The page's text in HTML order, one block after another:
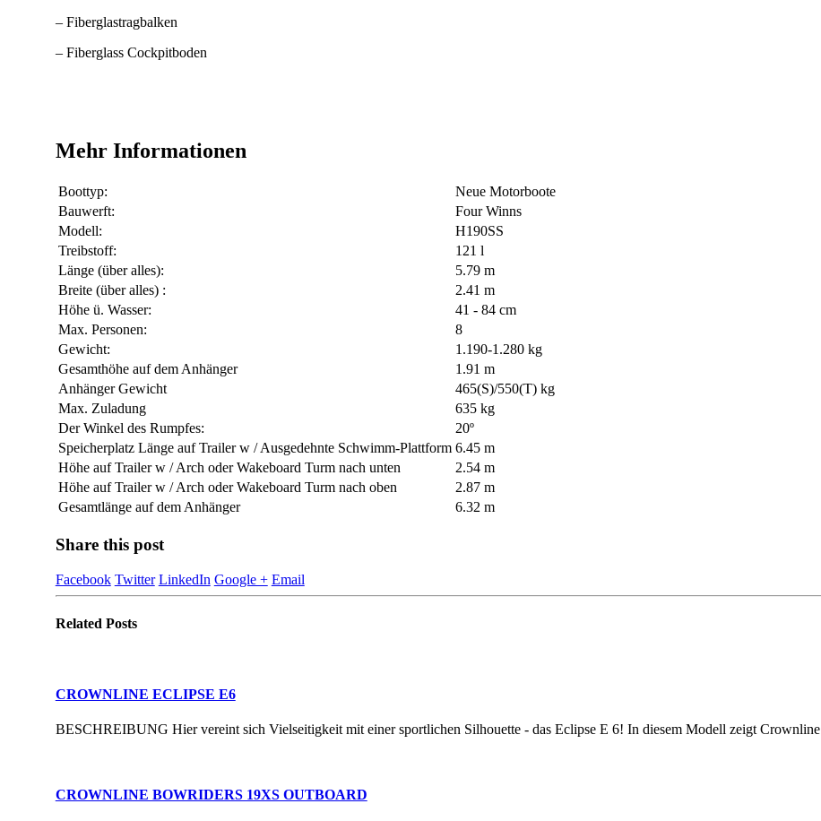
– Fiberglastragbalken
– Fiberglass Cockpitboden
Mehr Informationen
Boottyp:
Neue Motorboote
Bauwerft:
Four Winns
Modell:
H190SS
Treibstoff:
121 l
Länge (über alles):
5.79 m
Breite (über alles) :
2.41 m
Höhe ü. Wasser:
41 - 84 cm
Max. Personen:
8
Gewicht:
1.190-1.280 kg
Gesamthöhe auf dem Anhänger
1.91 m
Anhänger Gewicht
465(S)/550(T) kg
Max. Zuladung
635 kg
Der Winkel des Rumpfes:
20º
Speicherplatz Länge auf Trailer w / Ausgedehnte Schwimm-Plattform 6.45 m
Höhe auf Trailer w / Arch oder Wakeboard Turm nach unten
2.54 m
Höhe auf Trailer w / Arch oder Wakeboard Turm nach oben
2.87 m
Gesamtlänge auf dem Anhänger
6.32 m
Share this post
Facebook Twitter LinkedIn Google + Email
Related Posts
CROWNLINE ECLIPSE E6
BESCHREIBUNG Hier vereint sich Vielseitigkeit mit einer sportlichen Silhouette - das Eclipse E 6! In diesem Modell zeigt
CROWNLINE BOWRIDERS 19XS OUTBOARD